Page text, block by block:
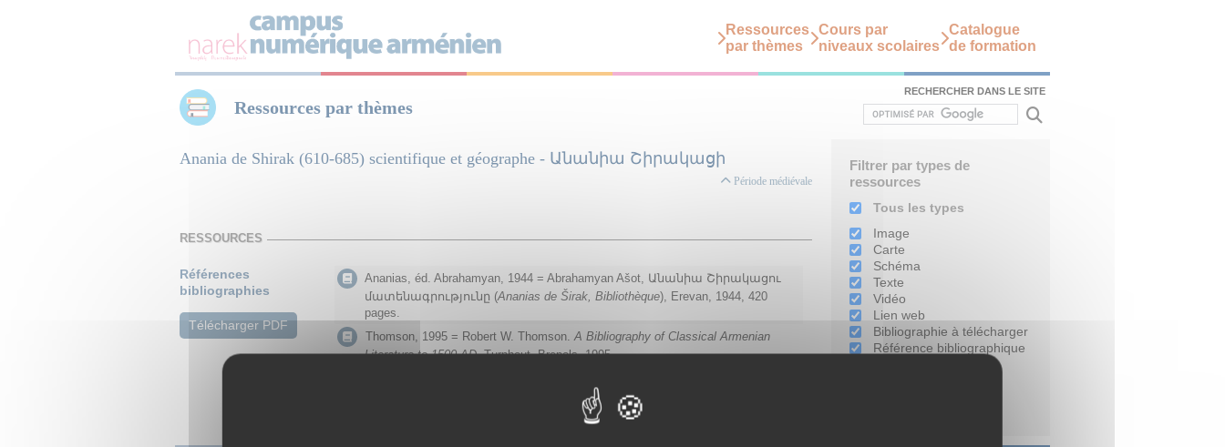
Ressources
par thèmes
Cours par
niveaux scolaires
Catalogue
de formation
Ressources par thèmes
RECHERCHER DANS LE SITE
Anania de Shirak (610-685) scientifique et géographe - Անանիա Շիրակացի
Période médiévale
RESSOURCES
Références
bibliographies
Télécharger PDF
Ananias, éd. Abrahamyan, 1944 = Abrahamyan Ašot, Անանիա Շիրակացու
մատենագրությունը (Ananias de Širak, Bibliothèque), Erevan, 1944, 420
pages.
Thomson, 1995 = Robert W. Thomson.A Bibliography of Classical Armenian
Literature to 1500 AD.Turnhout, Brepols, 1995.
Armenian Classical Authors, Antelias (Liban), Catholicosat Arménien, 2003–2012.
Volumes I–XV, puis Erevan, Matendaran, 2012–. Volumes XVI–.
Filtrer par types de
ressources
Tous les types
Image
Carte
Schéma
Texte
Vidéo
Lien web
Bibliographie à télécharger
Référence bibliographique